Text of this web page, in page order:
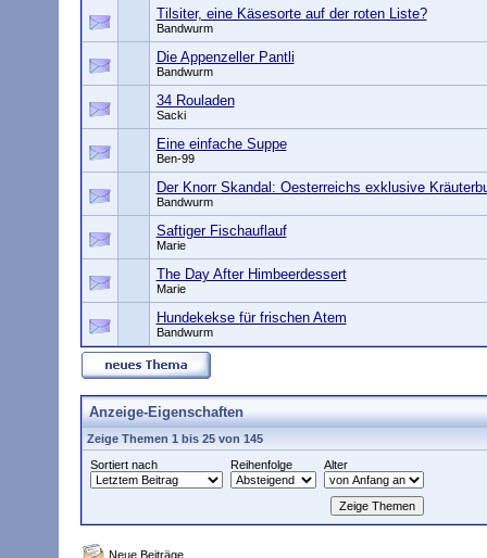
Tilsiter, eine Käsesorte auf der roten Liste?
Bandwurm
Die Appenzeller Pantli
Bandwurm
34 Rouladen
Sacki
Eine einfache Suppe
Ben-99
Der Knorr Skandal: Oesterreichs exklusive
Bandwurm
Saftiger Fischauflauf
Marie
The Day After Himbeerdessert
Marie
Hundekekse für frischen Atem
Bandwurm
Anzeige-Eigenschaften
Zeige Themen 1 bis 25 von 145
Sortiert nach
Reihenfolge Alter
Neue Beiträge